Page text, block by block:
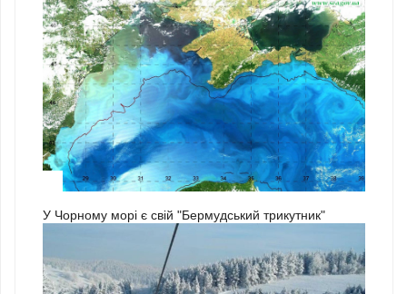
У Чорному морі є свій "Бермудський трикутник"